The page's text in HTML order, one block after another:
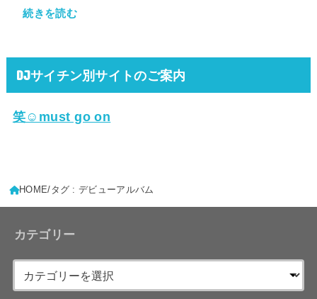
続きを読む
DJサイチン別サイトのご案内
笑☺must go on
HOME タグ : デビューアルバム
カテゴリー